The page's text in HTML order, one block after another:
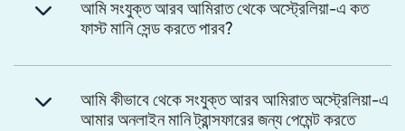
আমি সংযুক্ত আরব আমিরাত থেকে অস্ট্রেলিয়া-এ কত
ফাস্ট মানি সেন্ড করতে পারব?
আমি কীভাবে থেকে সংযুক্ত আরব আমিরাত অস্ট্রেলিয়া-এ
আমার অনলাইন মানি ট্রান্সফারের জন্য পেমেন্ট করতে